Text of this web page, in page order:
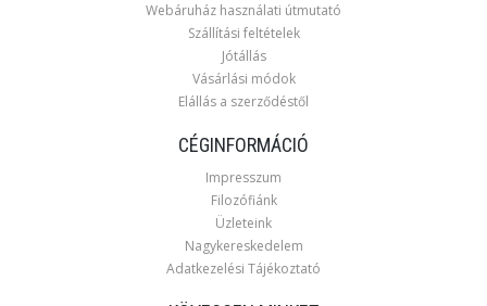
Webáruház használati útmutató
Szállítási feltételek
Jótállás
Vásárlási módok
Elállás a szerződéstől
CÉGINFORMÁCIÓ
Impresszum
Filozófiánk
Üzleteink
Nagykereskedelem
Adatkezelési Tájékoztató